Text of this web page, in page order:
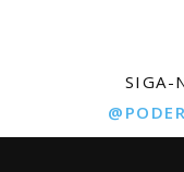
SIGA-